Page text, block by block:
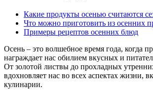
Какие продукты осенью считаются
Что можно приготовить из осенних
Примеры рецептов осенних блюд
Осень – это волшебное время года, когда
награждает нас обилием вкусных и
От золотой листвы до прохладных
вдохновляет нас во всех аспектах жизни,
кулинарии.